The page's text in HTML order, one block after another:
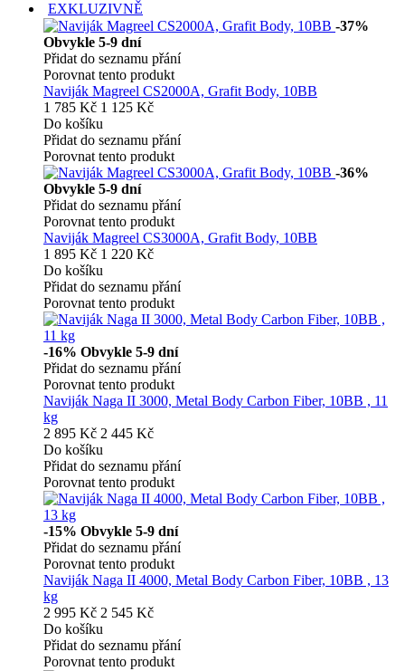
EXKLUZIVNĚ
-37%
Obvykle 5-9 dní
Přidat do seznamu přání
Porovnat tento produkt
Naviják Magreel CS2000A, Grafit Body, 10BB
1 785 Kč 1 125 Kč
Do košíku
Přidat do seznamu přání
Porovnat tento produkt
-36%
Obvykle 5-9 dní
Přidat do seznamu přání
Porovnat tento produkt
Naviják Magreel CS3000A, Grafit Body, 10BB
1 895 Kč 1 220 Kč
Do košíku
Přidat do seznamu přání
Porovnat tento produkt
-16% Obvykle 5-9 dní
Přidat do seznamu přání
Porovnat tento produkt
Naviják Naga II 3000, Metal Body Carbon Fiber, 10BB , 11
kg
2 895 Kč 2 445 Kč
Do košíku
Přidat do seznamu přání
Porovnat tento produkt
-15% Obvykle 5-9 dní
Přidat do seznamu přání
Porovnat tento produkt
Naviják Naga II 4000, Metal Body Carbon Fiber, 10BB , 13
kg
2 995 Kč 2 545 Kč
Do košíku
Přidat do seznamu přání
Porovnat tento produkt